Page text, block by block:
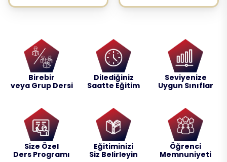
Birebir
veya Grup Dersi
Dilediğiniz
Saatte Eğitim
Seviyenize
Uygun Sınıflar
Size Özel
Ders Programı
Eğitiminizi
Siz Belirleyin
Öğrenci
Memnuniyeti